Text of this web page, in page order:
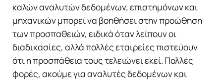
καλών αναλυτών δεδομένων, επιστημόνων και
μηχανικών μπορεί να βοηθήσει στην προώθηση
των προσπαθειών, ειδικά όταν λείπουν οι
διαδικασίες, αλλά πολλές εταιρείες πιστεύουν
ότι η προσπάθεια τους τελειώνει εκεί. Πολλές
φορές, ακούμε για αναλυτές δεδομένων και